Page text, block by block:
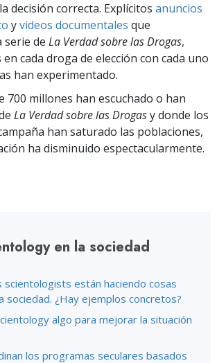
decisión correcta. Explícitos anuncios
yvideos documentales que
serie de La Verdad sobre las Drogas,
cada droga de elección con cada uno
han experimentado.
700 millones han escuchado o han
La Verdad sobre las Drogasy donde los
han saturado las poblaciones,
ha disminuido espectacularmente.
en la sociedad
scientologists están haciendo cosas
sociedad. ¿Hay ejemplos concretos?
algo para mejorar la situación
los programas seculares basados